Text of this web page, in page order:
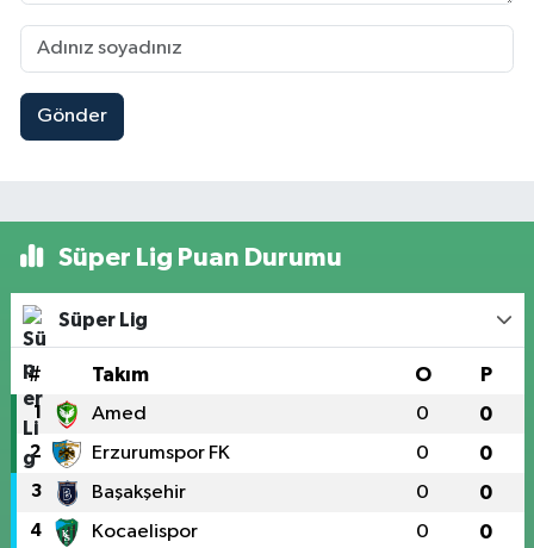
Gönder
Süper Lig Puan Durumu
Süper Lig
# Takım O P
1 Amed 0 0
2 Erzurumspor FK 0 0
3 Başakşehir 0 0
4 Kocaelispor 0 0